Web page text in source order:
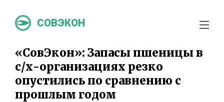
СОВЭКОН
«СовЭкон»: Запасы пшеницы в
с/х-организациях резко
опустились по сравнению с
прошлым годом